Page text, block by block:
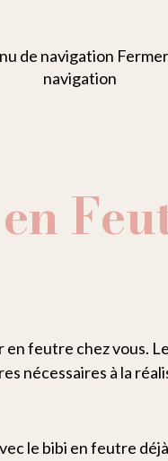
de navigation
navigation
en feutre chez vous.
nécessaires à la
le bibi en feutre